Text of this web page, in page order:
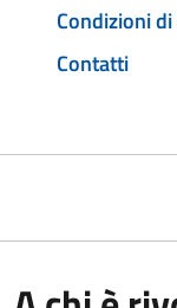
Condizioni
Contatti